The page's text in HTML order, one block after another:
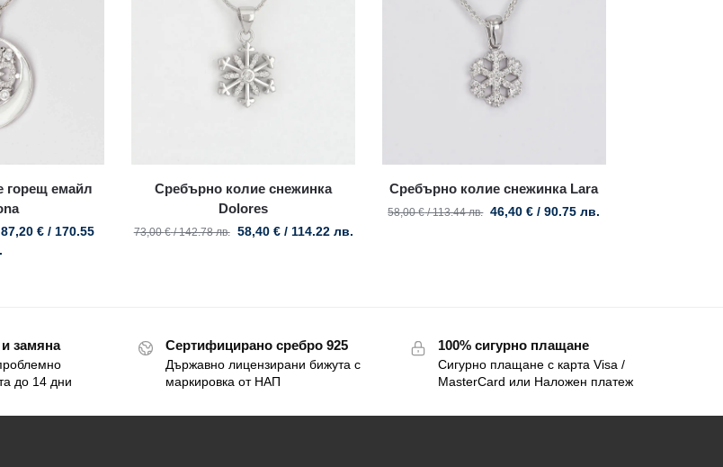
горещ емайл
87,20 € / 170.55
Сребърно колие снежинка
Dolores
73,00€ / 142.78 лв. 58,40 € / 114.22 лв.
Сребърно колие снежинка Lara
58,00€ / 113.44 лв. 46,40€ / 90.75 лв.
замяна
до 14 дни
Сертифицирано сребро 925
Държавно лицензирани бижута с
маркировка от НАП
100% сигурно плащане
Сигурно плащане с карта Visa /
MasterCard или Наложен платеж